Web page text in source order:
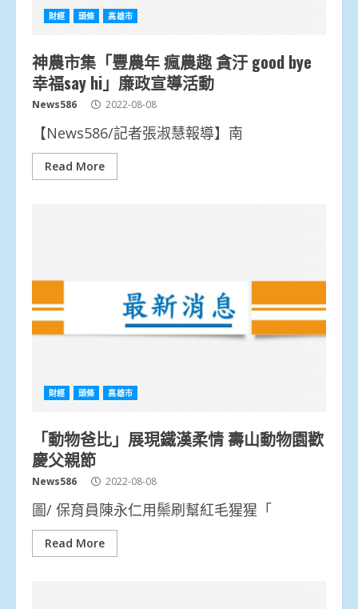
財經 頭條 高雄市
神農市集「豐農年 瘋農趣 貪汙 good bye
幸福say hi」廉政宣導活動
News586 2022-08-08
【News586/記者張淑慧報導】南
Read More
財經 頭條 高雄市
「動物爸比」展現鐵漢柔情 壽山動物園歡
慶父親節
News586 2022-08-08
圖/ 保育員陳永仁用鬃刷幫紅毛猩猩「
Read More